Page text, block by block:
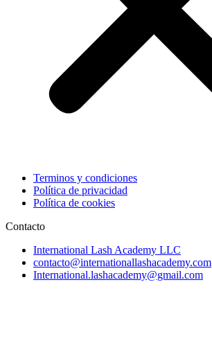
Terminos y condiciones
Política de privacidad
Política de cookies
Contacto
International Lash Academy LLC
contacto@internationallashacademy.com
International.lashacademy@gmail.com